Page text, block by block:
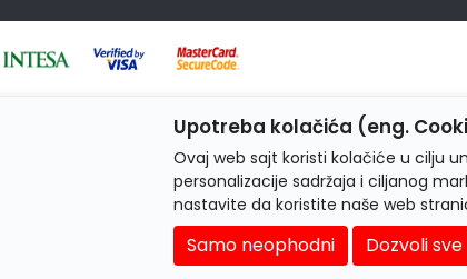
Upotreba kolačića (eng.
Ovaj web sajt koristi kolačiće u cilju
personalizacije sadržaja i ciljanog
nastavite da koristite naše web
Samo neophodni Dozvoli sve